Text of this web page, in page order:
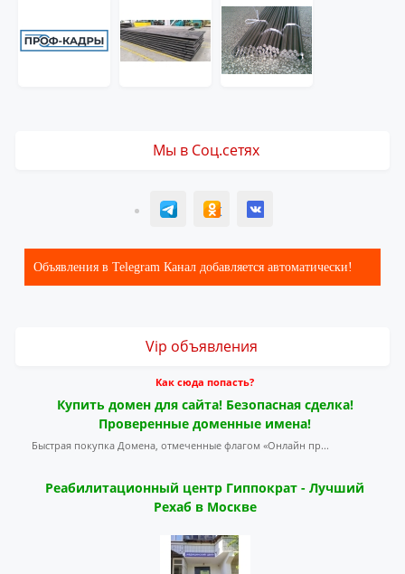
Мы в Соц.сетях
T ОК ВК
Объявления в Telegram Канал добавляется автоматически!
Vip объявления
Как сюда попасть?
Купить домен для сайта! Безопасная сделка!
Проверенные доменные имена!
Быстрая покупка Домена, отмеченные флагом «Онлайн пр...
Реабилитационный центр Гиппократ - Лучший
Рехаб в Москве